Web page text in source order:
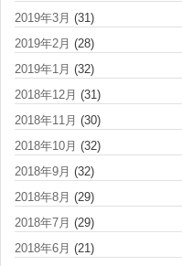
2019年3月 (31)
2019年2月 (28)
2019年1月 (32)
2018年12月 (31)
2018年11月 (30)
2018年10月 (32)
2018年9月 (32)
2018年8月 (29)
2018年7月 (29)
2018年6月 (21)